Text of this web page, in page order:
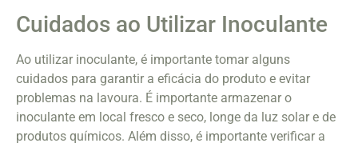
Cuidados ao Utilizar Inoculante
Ao utilizar inoculante, é importante tomar alguns
cuidados para garantir a eficácia do produto e evitar
problemas na lavoura. É importante armazenar o
inoculante em local fresco e seco, longe da luz solar e de
produtos químicos. Além disso, é importante verificar a